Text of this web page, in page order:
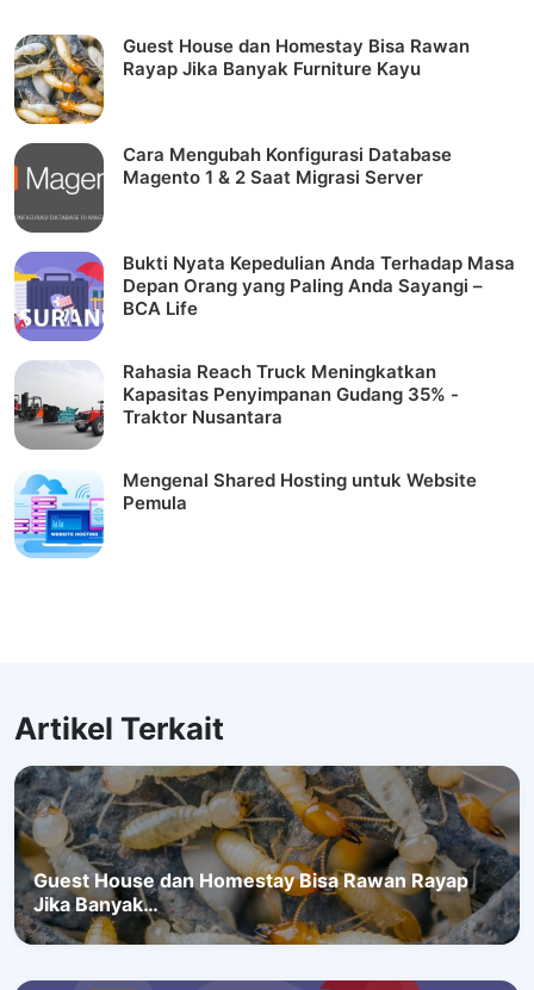
Guest House dan Homestay Bisa Rawan
Rayap Jika Banyak Furniture Kayu
Cara Mengubah Konfigurasi Database
Magento 1 & 2 Saat Migrasi Server
Bukti Nyata Kepedulian Anda Terhadap Masa
Depan Orang yang Paling Anda Sayangi –
BCA Life
Rahasia Reach Truck Meningkatkan
Kapasitas Penyimpanan Gudang 35% -
Traktor Nusantara
Mengenal Shared Hosting untuk Website
Pemula
Artikel Terkait
Guest House dan Homestay Bisa Rawan Rayap
Jika Banyak…